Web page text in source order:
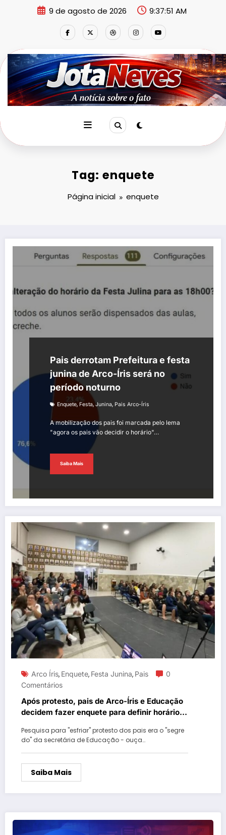
9 de agosto de 2026 9:37:52 AM
Tag: enquete
Página inicial enquete
Pais derrotam Prefeitura e festa
junina de Arco-Íris será no
período noturno
Enquete, Festa,Junina, Pais Arco-Íris
A mobilização dos pais foi marcada pelo lema
"agora os pais vão decidir o horário"…
Saiba Mais
Arco Íris, Enquete, Festa Junina, Pais
0
Comentários
Após protesto, pais de Arco-Íris e Educação
decidem fazer enquete para definir horário
Pesquisa para "esfriar" protesto dos pais era o "segre
do" da secretária de Educação - ouça…
Saiba Mais